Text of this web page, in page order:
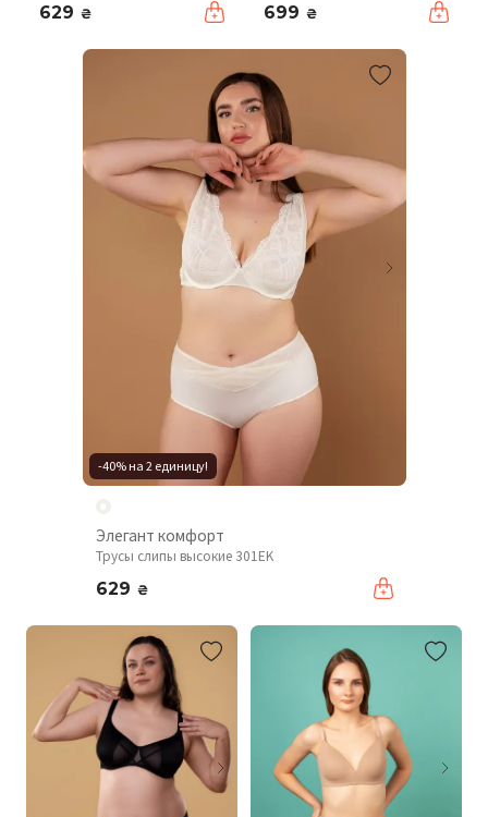
629 ₴ 699 ₴
-40% на 2 единицу!
Элегант комфорт
Трусы слипы высокие 301EK
629 ₴